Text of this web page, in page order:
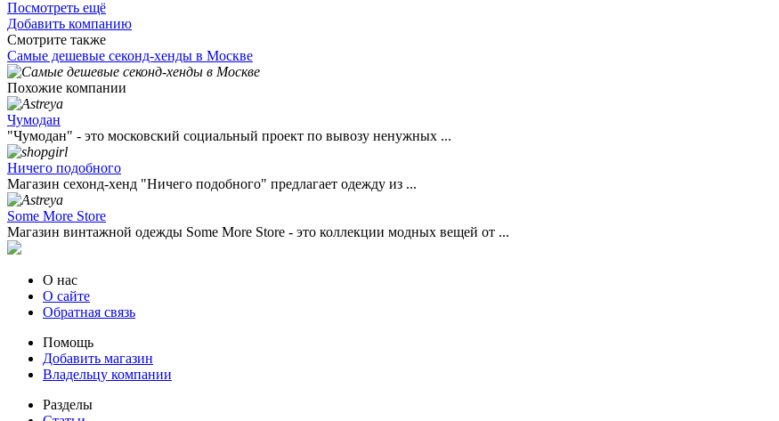
Посмотреть ещё
Добавить компанию
Смотрите также
Самые дешевые секонд-хенды в Москве
Похожие компании
Чумодан
"Чумодан" - это московский социальный проект по вывозу ненужных ...
Ничего подобного
Магазин сехонд-хенд "Ничего подобного" предлагает одежду из ...
Some More Store
Магазин винтажной одежды Some More Store - это коллекции модных вещей от ...
О нас
О сайте
Обратная связь
Помощь
Добавить магазин
Владельцу компании
Разделы